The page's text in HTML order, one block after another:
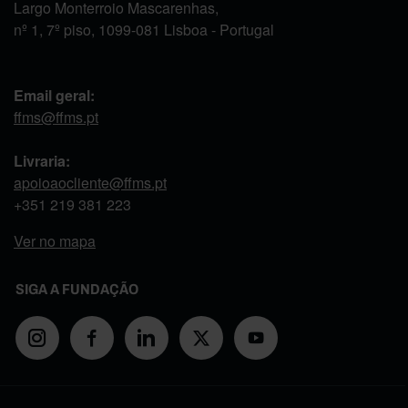
Largo Monterroio Mascarenhas,
nº 1, 7º piso, 1099-081 Lisboa - Portugal
Email geral:
ffms@ffms.pt
Livraria:
apoioaocliente@ffms.pt
+351 219 381 223
Ver no mapa
SIGA A FUNDAÇÃO